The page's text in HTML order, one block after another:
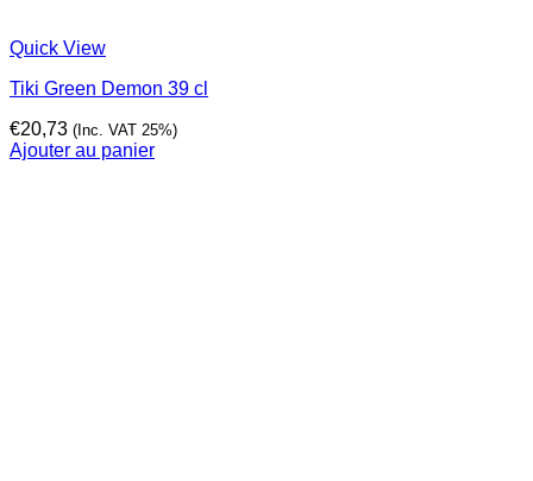
Quick View
Tiki Green Demon 39 cl
€20,73 (Inc. VAT 25%)
Ajouter au panier